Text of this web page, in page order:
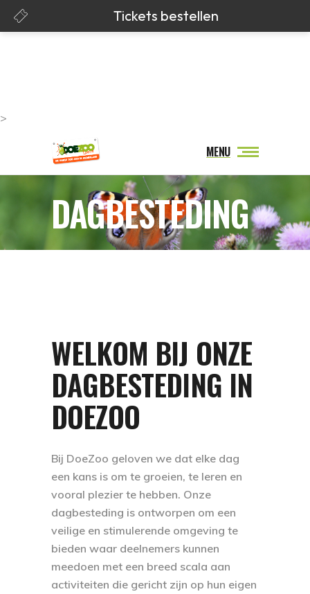
>
MENU
DAGBESTEDING
WELKOM BIJ ONZE
DAGBESTEDING IN
DOEZOO
Bij DoeZoo geloven we dat elke dag
een kans is om te groeien, te leren en
vooral plezier te hebben. Onze
dagbesteding is ontworpen om een
veilige en stimulerende omgeving te
bieden waar deelnemers kunnen
meedoen met een breed scala aan
activiteiten die gericht zijn op hun eigen